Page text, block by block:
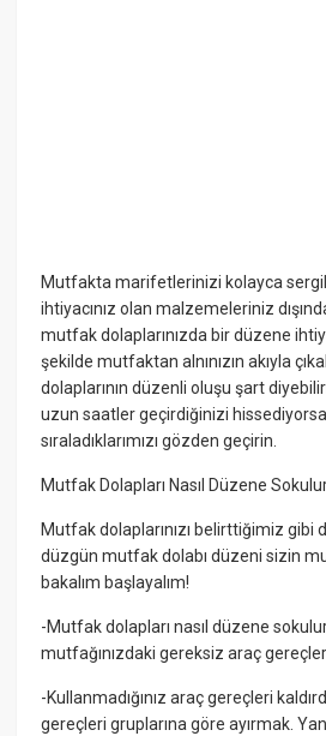
Mutfakta marifetlerinizi kolayca
ihtiyacınız olan malzemeleriniz
mutfak dolaplarınızda bir düzene
şekilde mutfaktan alnınızın akıyla
dolaplarının düzenli oluşu şart
uzun saatler geçirdiğinizi
sıraladıklarımızı gözden geçirin.
Mutfak Dolapları Nasıl Düzene
Mutfak dolaplarınızı belirttiğimiz gibi
düzgün mutfak dolabı düzeni sizin
bakalım başlayalım!
-Mutfak dolapları nasıl düzene
mutfağınızdaki gereksiz araç
-Kullanmadığınız araç gereçleri
gereçleri gruplarına göre ayırmak.